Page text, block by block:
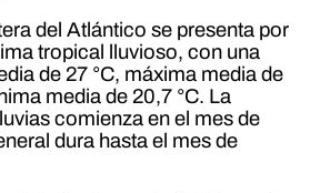
del Atlántico se presenta por
tropical lluvioso, con una
de 27 °C, máxima media de
media de 20,7 °C. La
comienza en el mes de
dura hasta el mes de